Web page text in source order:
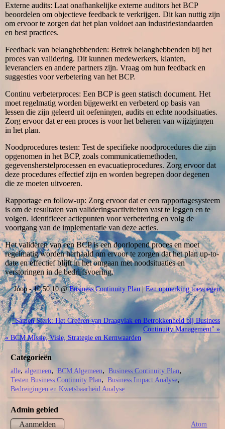
Externe audits: Laat onafhankelijke externe auditors het BCP
beoordelen om objectieve feedback te verkrijgen. Dit kan nuttig zijn
om ervoor te zorgen dat het plan voldoet aan industriestandaarden
en best practices.
Feedback van belanghebbenden: Betrek belanghebbenden bij het
proces van validering. Dit kunnen medewerkers, klanten,
leveranciers en andere partners zijn. Vraag om hun feedback en
suggesties voor verbetering van het BCP.
Continu verbeterproces: Een BCP is geen statisch document. Het
moet regelmatig worden bijgewerkt en verbeterd op basis van
lessen die zijn geleerd uit oefeningen, audits en echte noodsituaties.
Zorg ervoor dat er een proces is voor het beheren van wijzigingen
in het plan.
Noodprocedures testen: Test de specifieke noodprocedures die zijn
opgenomen in het BCP, zoals communicatiemethoden,
gegevensherstelprocessen en evacuatieprocedures. Zorg ervoor dat
deze procedures effectief zijn en worden begrepen door degenen
die ze moeten uitvoeren.
Rapportage en follow-up: Zorg ervoor dat er een rapportagesysteem
is om de resultaten van valideringsactiviteiten vast te leggen en te
volgen. Identificeer actiepunten voor verbetering en volg de
voortgang van de implementatie van deze acties.
Het valideren van een BCP is een doorlopend proces en moet
regelmatig worden herhaald om ervoor te zorgen dat het plan up-to-
date en effectief blijft in het omgaan met noodsituaties en
verstoringen in de bedrijfsvoering.
Joop - 10:50:10 @Business Continuity Plan|Een opmerking toevoegen
"Samen Sterk: Het Creëren van Draagvlak en Betrokkenheid bij Business
Continuity Management" »
« BCM Missie, Visie, Strategie en Kernwaarden
Categorieën
alle algemeen BCM Algemeen
Business Continuity Plan
Testen Business Continuity Plan
Business Impact Analyse
Bedreigingen en Kwetsbaarheid Analyse
Admin gebied
Aanmelden
Atom